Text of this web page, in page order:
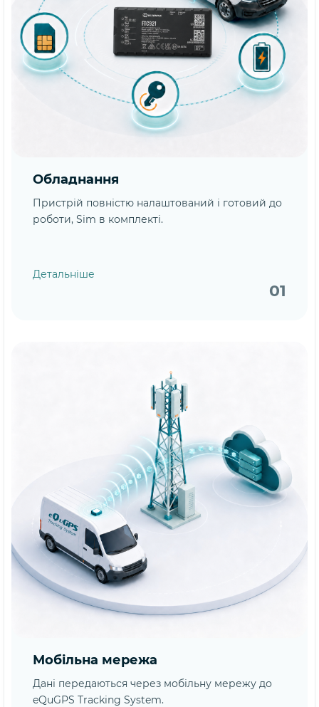
Обладнання
Пристрій повністю налаштований і готовий до
роботи, Sim в комплекті.
Детальніше
01
Мобільна мережа
Дані передаються через мобільну мережу до
eQuGPS Tracking System.